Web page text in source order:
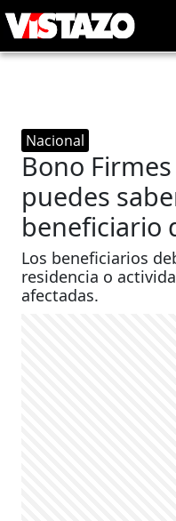
Nacional
Bono
puedes
beneficiario
Los beneficiarios
residencia o
afectadas.